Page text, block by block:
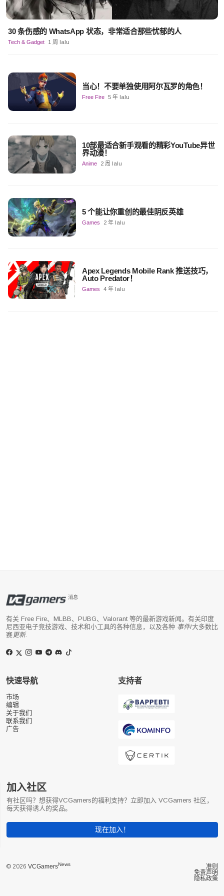
30 条伤感的 WhatsApp 状态，非常适合那些忧郁的人
Tech & Gadget 1 周 lalu
当心！不要单独使用阿尔瓦罗的角色！
Free Fire 5 年 lalu
10部最适合新手观看的精彩YouTube异世
界动漫！
Anime 2 周 lalu
5 个能让你重创的最佳阴反英雄
Games 2 年 lalu
Apex Legends Mobile Rank 推送技巧，
Auto Predator！
Games 4 年 lalu
消息
有关 Free Fire、MLBB、PUBG、Valorant 等的最新游戏新闻。有关印度
尼西亚电子竞技游戏、技术和小工具的各种信息，以及各种 事件/大多数比
赛更新.
快速导航
市场
编辑
关于我们
联系我们
广告
支持者
加入社区
有社区吗？想获得VCGamers的福利支持？立即加入 VCGamers 社区，
每天获得诱人的奖品。
现在加入！
© 2026 VCGamersNews
准则
免责声明
隐私政策